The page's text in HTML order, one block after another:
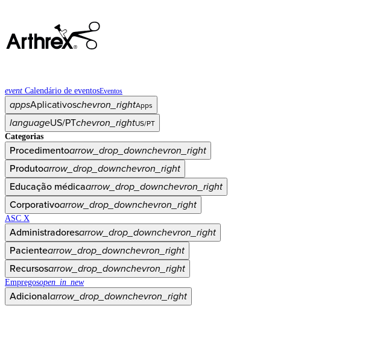
event Calendário de eventosEventos
appsAplicativoschevron_rightApps
languageUS/PTchevron_rightUS/PT
Categorias
Procedimentoarrow_drop_downchevron_right
Produtoarrow_drop_downchevron_right
Educação médicaarrow_drop_downchevron_right
Corporativoarrow_drop_downchevron_right
ASC X
Administradoresarrow_drop_downchevron_right
Pacientearrow_drop_downchevron_right
Recursosarrow_drop_downchevron_right
Empregosopen_in_new
Adicionalarrow_drop_downchevron_right